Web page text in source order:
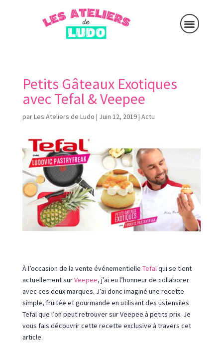
Petits Gâteaux Exotiques
avec Tefal & Veepee
parLes Ateliers de Ludo | Juin 12, 2019| Actu
À l’occasion de la vente événementielle Tefalqui se tient
actuellement surVeepee, j’ai eu l’honneur de collaborer
avec ces deux marques. J’ai donc imaginé une recette
simple, fruitée et gourmande en utilisant des ustensiles
Tefal que l’on peut retrouver sur Veepee à petits prix. Je
vous fais découvrir cette recette exclusive à travers cet
article.